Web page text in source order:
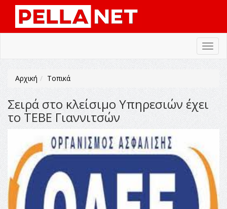
Αρχική Τοπικά
Σειρά στο κλείσιμο Υπηρεσιών έχει
το ΤΕΒΕ Γιαννιτσών